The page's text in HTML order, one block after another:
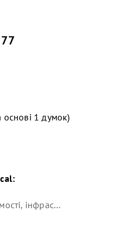
основі 1 думок)
:
інфрас...